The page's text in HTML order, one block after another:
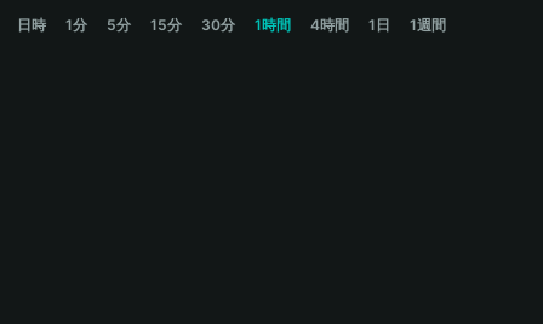
日時 1分 5分 15分 30分 1時間 4時間 1日 1週間